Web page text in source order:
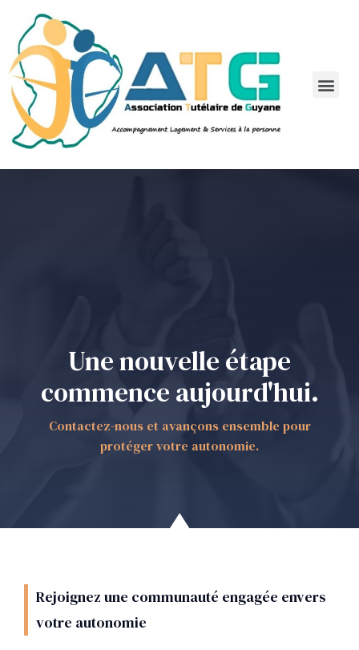
Une nouvelle étape
commence aujourd'hui.
Contactez-nous et avançons ensemble pour
protéger votre autonomie.
Rejoignez une communauté engagée envers
votre autonomie